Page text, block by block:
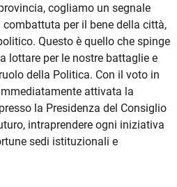
cogliamo un segnale
per il bene della città,
Questo è quello che spinge
lottare per le nostre battaglie e
della Politica. Con il voto in
attivata la
la Presidenza del Consiglio
intraprendere ogni iniziativa
sedi istituzionali e